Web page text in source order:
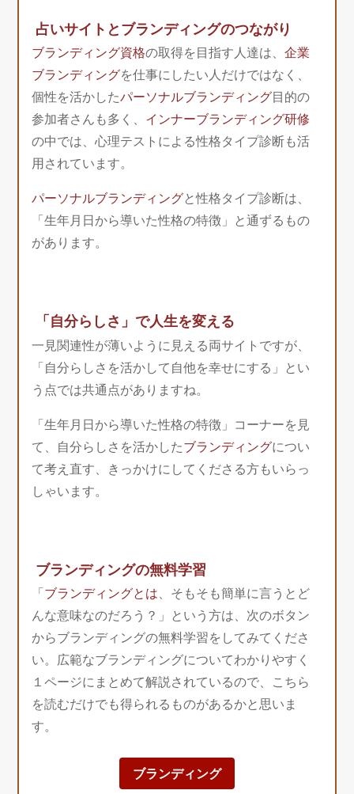
占いサイトとブランディングのつながり
ブランディング資格の取得を目指す人達は、企業
ブランディングを仕事にしたい人だけではなく、
個性を活かしたパーソナルブランディング目的の
参加者さんも多く、 インナーブランディング研修
の中では、心理テストによる性格タイプ診断も活
用されています。
パーソナルブランディングと性格タイプ診断は、
「生年月日から導いた性格の特徴」と通ずるもの
があります。
「自分らしさ」で人生を変える
一見関連性が薄いように見える両サイトですが、
「自分らしさを活かして自他を幸せにする」とい
う点では共通点がありますね。
「生年月日から導いた性格の特徴」コーナーを見
て、自分らしさを活かしたブランディングについ
て考え直す、きっかけにしてくださる方もいらっ
しゃいます。
ブランディングの無料学習
「ブランディングとは、そもそも簡単に言うとど
んな意味なのだろう？」という方は、次のボタン
からブランディングの無料学習をしてみてくださ
い。広範なブランディングについてわかりやすく
１ページにまとめて解説されているので、こちら
を読むだけでも得られるものがあるかと思いま
す。
ブランディング